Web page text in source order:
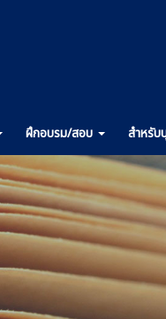
ฝึกอบรม/สอบ สำหรับ